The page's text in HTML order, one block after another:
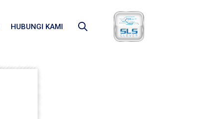
HUBUNGI KAMI